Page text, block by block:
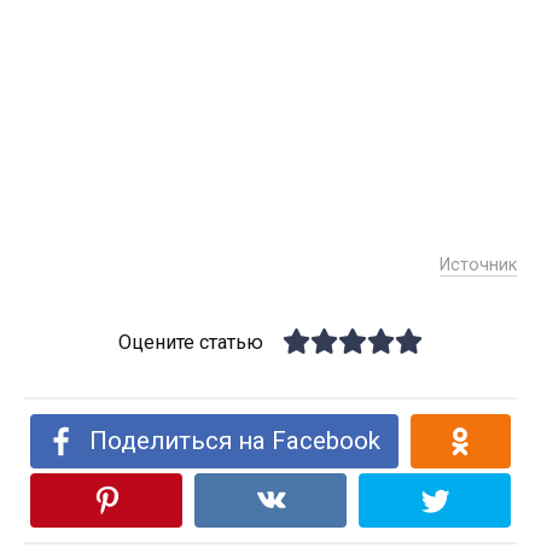
Источник
Оцените статью
Поделиться на Facebook